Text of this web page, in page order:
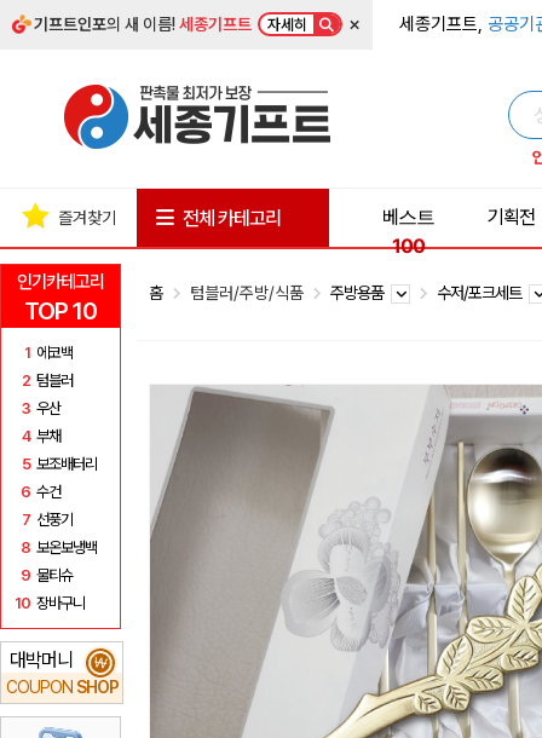
기프트인포의 새 이름!세종기프트 자세히 × 세종기프트, 공공기
인기카테고리
TOP 10
1 에코백
2 텀블러
3 우산
4 부채
5 보조배터리
6 수건
7 선풍기
8 보온보냉백
9 물티슈
10 장바구니
대박머니
COUPON SHOP
₩
즐겨찾기 전체 카테고리
베스트
100
기획전
홈 텀블러/주방/식품 주방용품 수저/포크세트